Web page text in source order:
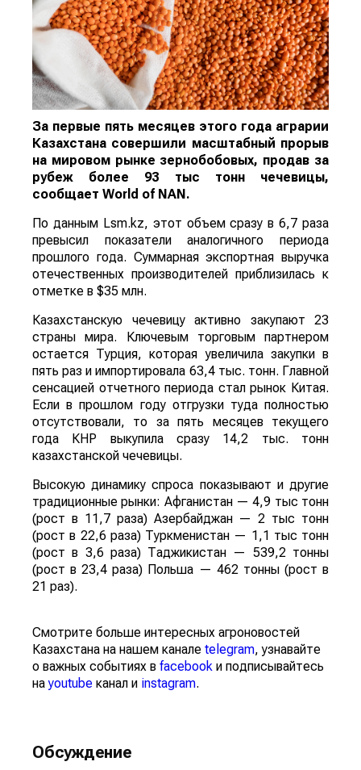
За первые пять месяцев этого года аграрии
Казахстана совершили масштабный прорыв
на мировом рынке зернобобовых, продав за
рубеж более 93 тыс тонн чечевицы,
сообщает World of NAN.
По данным Lsm.kz, этот объем сразу в 6,7 раза
превысил показатели аналогичного периода
прошлого года. Суммарная экспортная выручка
отечественных производителей приблизилась к
отметке в $35 млн.
Казахстанскую чечевицу активно закупают 23
страны мира. Ключевым торговым партнером
остается Турция, которая увеличила закупки в
пять раз и импортировала 63,4 тыс. тонн. Главной
сенсацией отчетного периода стал рынок Китая.
Если в прошлом году отгрузки туда полностью
отсутствовали, то за пять месяцев текущего
года КНР выкупила сразу 14,2 тыс. тонн
казахстанской чечевицы.
Высокую динамику спроса показывают и другие
традиционные рынки: Афганистан — 4,9 тыс тонн
(рост в 11,7 раза) Азербайджан — 2 тыс тонн
(рост в 22,6 раза) Туркменистан — 1,1 тыс тонн
(рост в 3,6 раза) Таджикистан — 539,2 тонны
(рост в 23,4 раза) Польша — 462 тонны (рост в
21 раз).
Смотрите больше интересных агроновостей
Казахстана на нашем канале telegram, узнавайте
о важных событиях в facebook и подписывайтесь
наyoutube канал и instagram.
Обсуждение